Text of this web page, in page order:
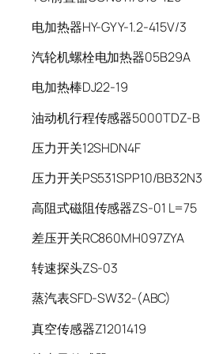
电加热器HY-GYY-1.2-415V/3
汽轮机螺栓电加热器05B29A
电加热棒DJ22-19
油动机行程传感器5000TDZ-B
压力开关12SHDN4F
压力开关PS531SPP10/BB32N3
高阻式磁阻传感器ZS-01 L=75
差压开关RC860MH097ZYA
转速探头ZS-03
蒸汽表SFD-SW32-(ABC)
真空传感器Z1201419